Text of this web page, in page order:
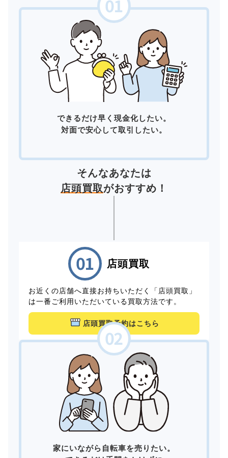
できるだけ早く現金化したい。
対面で安心して取引したい。
そんなあなたは
店頭買取がおすすめ！
店頭買取
お近くの店舗へ直接お持ちいただく「店頭買取」
は一番ご利用いただいている買取方法です。
店頭買取予約はこちら
家にいながら自転車を売りたい。